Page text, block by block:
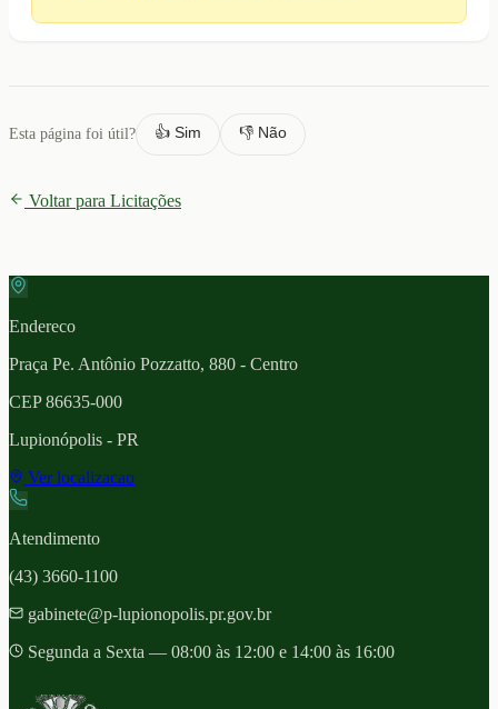
Esta página foi útil? 👍 Sim 👎 Não
Voltar para Licitações
Endereco
Praça Pe. Antônio Pozzatto, 880 - Centro
CEP86635-000
Lupionópolis - PR
Ver localizacao
Atendimento
(43) 3660-1100
gabinete@p-lupionopolis.pr.gov.br
Segunda a Sexta — 08:00 às 12:00 e 14:00 às 16:00